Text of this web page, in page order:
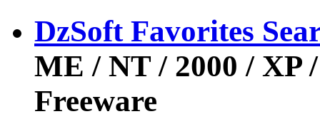
DzSoft Favorites
ME / NT / 2000 / XP
Freeware